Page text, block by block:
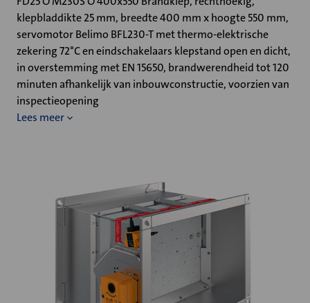
klepbladdikte 25 mm, breedte 400 mm x hoogte 550 mm,
servomotor Belimo BFL230-T met thermo-elektrische
zekering 72°C en eindschakelaars klepstand open en dicht,
in overstemming met EN 15650, brandwerendheid tot 120
minuten afhankelijk van inbouwconstructie, voorzien van
inspectieopening
Lees meer